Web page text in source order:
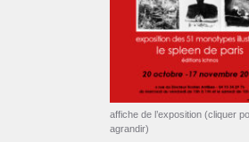
affiche de l’exposition (cliquer
agrandir)